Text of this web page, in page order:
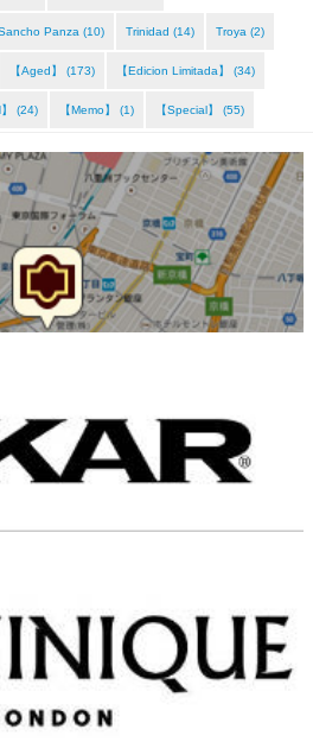
Panza (10) Trinidad (14) Troya (2)
【Aged】 (173) 【Edicion Limitada】 (34)
】 (24) 【Memo】 (1) 【Special】 (55)